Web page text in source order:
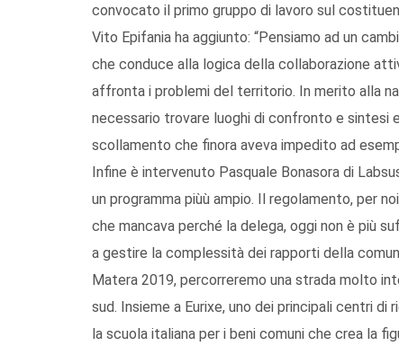
convocato il primo gruppo di lavoro sul
Vito Epifania ha aggiunto: “Pensiamo ad un
che conduce alla logica della collaborazione
affronta i problemi del territorio. In merito alla
necessario trovare luoghi di confronto e sintesi
scollamento che finora aveva impedito ad
Infine è intervenuto Pasquale Bonasora di
un programma piùù ampio. Il regolamento, per
che mancava perché la delega, oggi non è più
a gestire la complessità dei rapporti della
Matera 2019, percorreremo una strada molto
sud. Insieme a Eurixe, uno dei principali centri
la scuola italiana per i beni comuni che crea la